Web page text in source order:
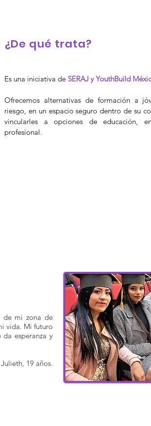
¿De qué trata?
Es una iniciativa de SERAJ y YouthBuild
Ofrecemos alternativas de formación a
riesgo, en un espacio seguro dentro de su
vincularles a opciones de educación,
profesional.
de mi zona de
vida. Mi futuro
esperanza y
19 años.